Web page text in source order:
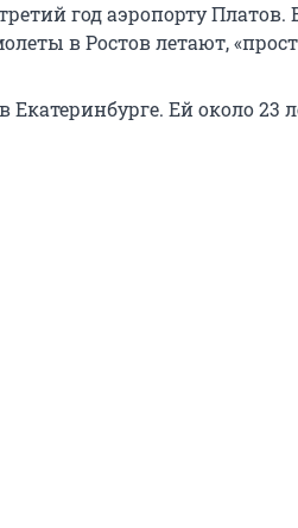
год аэропорту
в Ростов летают,
Ей около 23